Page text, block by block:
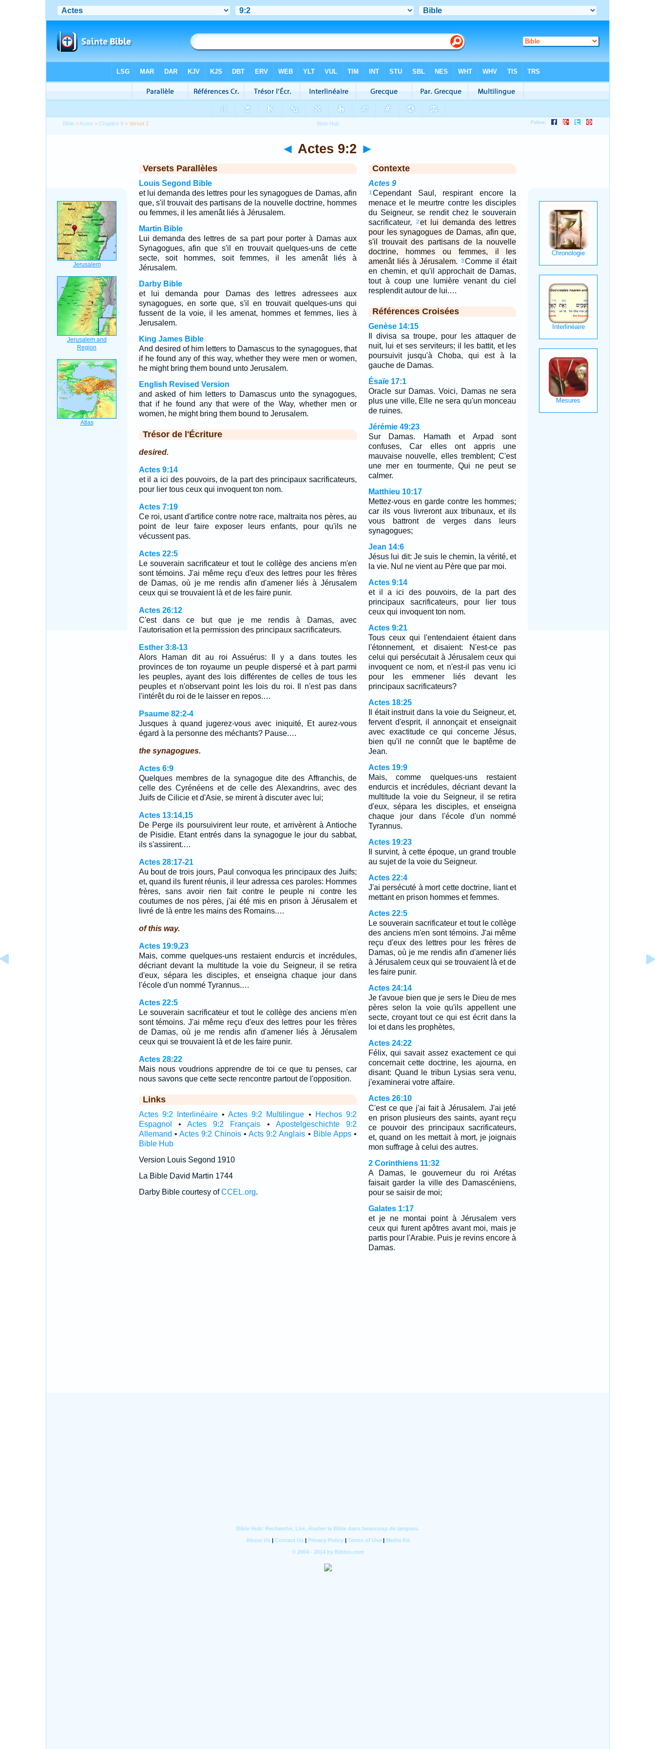
Bible >Actes >Chapitre 9 > Verset 2
◄ Actes 9:2 ►
Versets Parallèles
Louis Segond Bible
et lui demanda des lettres pour les synagogues de Damas, afin
que, s'il trouvait des partisans de la nouvelle doctrine, hommes
ou femmes, il les amenât liés à Jérusalem.
Martin Bible
Lui demanda des lettres de sa part pour porter à Damas aux
Synagogues, afin que s'il en trouvait quelques-uns de cette
secte, soit hommes, soit femmes, il les amenât liés à
Jérusalem.
Darby Bible
et lui demanda pour Damas des lettres adressees aux
synagogues, en sorte que, s'il en trouvait quelques-uns qui
fussent de la voie, il les amenat, hommes et femmes, lies à
Jerusalem.
King James Bible
And desired of him letters to Damascus to the synagogues, that
if he found any of this way, whether they were men or women,
he might bring them bound unto Jerusalem.
English Revised Version
and asked of him letters to Damascus unto the synagogues,
that if he found any that were of the Way, whether men or
women, he might bring them bound to Jerusalem.
Trésor de l'Écriture
desired.
Actes 9:14
et il a ici des pouvoirs, de la part des principaux sacrificateurs,
pour lier tous ceux qui invoquent ton nom.
Actes 7:19
Ce roi, usant d'artifice contre notre race, maltraita nos pères, au
point de leur faire exposer leurs enfants, pour qu'ils ne
vécussent pas.
Actes 22:5
Le souverain sacrificateur et tout le collège des anciens m'en
sont témoins. J'ai même reçu d'eux des lettres pour les frères
de Damas, où je me rendis afin d'amener liés à Jérusalem
ceux qui se trouvaient là et de les faire punir.
Actes 26:12
C'est dans ce but que je me rendis à Damas, avec
l'autorisation et la permission des principaux sacrificateurs.
Esther 3:8-13
Alors Haman dit au roi Assuérus: Il y a dans toutes les
provinces de ton royaume un peuple dispersé et à part parmi
les peuples, ayant des lois différentes de celles de tous les
peuples et n'observant point les lois du roi. Il n'est pas dans
l'intérêt du roi de le laisser en repos.…
Psaume 82:2-4
Jusques à quand jugerez-vous avec iniquité, Et aurez-vous
égard à la personne des méchants? Pause.…
the synagogues.
Actes 6:9
Quelques membres de la synagogue dite des Affranchis, de
celle des Cyrénéens et de celle des Alexandrins, avec des
Juifs de Cilicie et d'Asie, se mirent à discuter avec lui;
Actes 13:14,15
De Perge ils poursuivirent leur route, et arrivèrent à Antioche
de Pisidie. Etant entrés dans la synagogue le jour du sabbat,
ils s'assirent.…
Actes 28:17-21
Au bout de trois jours, Paul convoqua les principaux des Juifs;
et, quand ils furent réunis, il leur adressa ces paroles: Hommes
frères, sans avoir rien fait contre le peuple ni contre les
coutumes de nos pères, j'ai été mis en prison à Jérusalem et
livré de là entre les mains des Romains.…
of this way.
Actes 19:9,23
Mais, comme quelques-uns restaient endurcis et incrédules,
décriant devant la multitude la voie du Seigneur, il se retira
d'eux, sépara les disciples, et enseigna chaque jour dans
l'école d'un nommé Tyrannus.…
Actes 22:5
Le souverain sacrificateur et tout le collège des anciens m'en
sont témoins. J'ai même reçu d'eux des lettres pour les frères
de Damas, où je me rendis afin d'amener liés à Jérusalem
ceux qui se trouvaient là et de les faire punir.
Actes 28:22
Mais nous voudrions apprendre de toi ce que tu penses, car
nous savons que cette secte rencontre partout de l'opposition.
Links
Actes 9:2 Interlinéaire•Actes 9:2 Multilingue •
Hechos 9:2
Espagnol
• Actes 9:2 Français • Apostelgeschichte 9:2
Allemand • Actes 9:2 Chinois•Acts 9:2 Anglais • Bible Apps•
Bible Hub
Version Louis Segond 1910
La Bible David Martin 1744
Darby Bible courtesy ofCCEL.org.
Contexte
Actes 9
1 Cependant Saul, respirant encore la
menace et le meurtre contre les disciples
du Seigneur, se rendit chez le souverain
sacrificateur,
2et lui demanda des lettres
pour les synagogues de Damas, afin que,
s'il trouvait des partisans de la nouvelle
doctrine, hommes ou femmes, il les
amenât liés à Jérusalem.
3Comme il était
en chemin, et qu'il approchait de Damas,
tout à coup une lumière venant du ciel
resplendit autour de lui.…
Références Croisées
Genèse 14:15
Il divisa sa troupe, pour les attaquer de
nuit, lui et ses serviteurs; il les battit, et les
poursuivit jusqu'à Choba, qui est à la
gauche de Damas.
Ésaïe 17:1
Oracle sur Damas. Voici, Damas ne sera
plus une ville, Elle ne sera qu'un monceau
de ruines.
Jérémie 49:23
Sur Damas. Hamath et Arpad sont
confuses, Car elles ont appris une
mauvaise nouvelle, elles tremblent; C'est
une mer en tourmente, Qui ne peut se
calmer.
Matthieu 10:17
Mettez-vous en garde contre les hommes;
car ils vous livreront aux tribunaux, et ils
vous battront de verges dans leurs
synagogues;
Jean 14:6
Jésus lui dit: Je suis le chemin, la vérité, et
la vie. Nul ne vient au Père que par moi.
Actes 9:14
et il a ici des pouvoirs, de la part des
principaux sacrificateurs, pour lier tous
ceux qui invoquent ton nom.
Actes 9:21
Tous ceux qui l'entendaient étaient dans
l'étonnement, et disaient: N'est-ce pas
celui qui persécutait à Jérusalem ceux qui
invoquent ce nom, et n'est-il pas venu ici
pour les emmener liés devant les
principaux sacrificateurs?
Actes 18:25
Il était instruit dans la voie du Seigneur, et,
fervent d'esprit, il annonçait et enseignait
avec exactitude ce qui concerne Jésus,
bien qu'il ne connût que le baptême de
Jean.
Actes 19:9
Mais, comme quelques-uns restaient
endurcis et incrédules, décriant devant la
multitude la voie du Seigneur, il se retira
d'eux, sépara les disciples, et enseigna
chaque jour dans l'école d'un nommé
Tyrannus.
Actes 19:23
Il survint, à cette époque, un grand trouble
au sujet de la voie du Seigneur.
Actes 22:4
J'ai persécuté à mort cette doctrine, liant et
mettant en prison hommes et femmes.
Actes 22:5
Le souverain sacrificateur et tout le collège
des anciens m'en sont témoins. J'ai même
reçu d'eux des lettres pour les frères de
Damas, où je me rendis afin d'amener liés
à Jérusalem ceux qui se trouvaient là et de
les faire punir.
Actes 24:14
Je t'avoue bien que je sers le Dieu de mes
pères selon la voie qu'ils appellent une
secte, croyant tout ce qui est écrit dans la
loi et dans les prophètes,
Actes 24:22
Félix, qui savait assez exactement ce qui
concernait cette doctrine, les ajourna, en
disant: Quand le tribun Lysias sera venu,
j'examinerai votre affaire.
Actes 26:10
C'est ce que j'ai fait à Jérusalem. J'ai jeté
en prison plusieurs des saints, ayant reçu
ce pouvoir des principaux sacrificateurs,
et, quand on les mettait à mort, je joignais
mon suffrage à celui des autres.
2 Corinthiens 11:32
A Damas, le gouverneur du roi Arétas
faisait garder la ville des Damascéniens,
pour se saisir de moi;
Galates 1:17
et je ne montai point à Jérusalem vers
ceux qui furent apôtres avant moi, mais je
partis pour l'Arabie. Puis je revins encore à
Damas.